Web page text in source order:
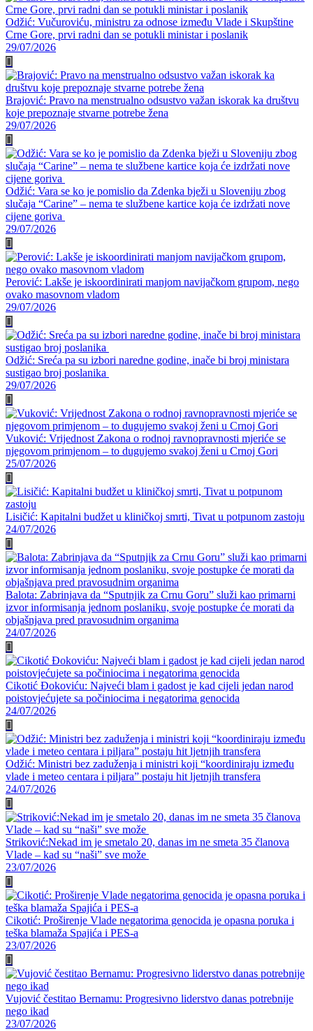
Odžić: Vučuroviću, ministru za odnose između Vlade i Skupštine
Crne Gore, prvi radni dan se potukli ministar i poslanik
29/07/2026
Brajović: Pravo na menstrualno odsustvo važan iskorak ka društvu
koje prepoznaje stvarne potrebe žena
29/07/2026
Odžić: Vara se ko je pomislio da Zdenka bježi u Sloveniju zbog
slučaja “Carine” – nema te službene kartice koja će izdržati nove
cijene goriva
29/07/2026
Perović: Lakše je iskoordinirati manjom navijačkom grupom, nego
ovako masovnom vladom
29/07/2026
Odžić: Sreća pa su izbori naredne godine, inače bi broj ministara
sustigao broj poslanika
29/07/2026
Vuković: Vrijednost Zakona o rodnoj ravnopravnosti mjeriće se
njegovom primjenom – to dugujemo svakoj ženi u Crnoj Gori
25/07/2026
Lisičić: Kapitalni budžet u kliničkoj smrti, Tivat u potpunom zastoju
24/07/2026
Balota: Zabrinjava da “Sputnjik za Crnu Goru” služi kao primarni
izvor informisanja jednom poslaniku, svoje postupke će morati da
objašnjava pred pravosudnim organima
24/07/2026
Cikotić Đokoviću: Najveći blam i gadost je kad cijeli jedan narod
poistovjećujete sa počiniocima i negatorima genocida
24/07/2026
Odžić: Ministri bez zaduženja i ministri koji “koordiniraju između
vlade i meteo centara i piljara” postaju hit ljetnjih transfera
24/07/2026
Striković:Nekad im je smetalo 20, danas im ne smeta 35 članova
Vlade – kad su “naši” sve može
23/07/2026
Cikotić: Proširenje Vlade negatorima genocida je opasna poruka i
teška blamaža Spajića i PES-a
23/07/2026
Vujović čestitao Bernamu: Progresivno liderstvo danas potrebnije
nego ikad
23/07/2026